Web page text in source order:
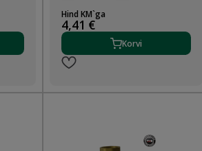
Hind KM`ga
4,41 €
Korvi